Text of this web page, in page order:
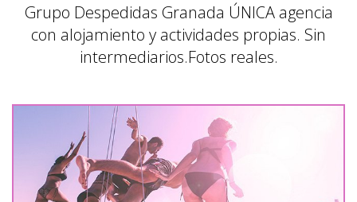
Grupo Despedidas Granada ÚNICA agencia
con alojamiento y actividades propias. Sin
intermediarios.Fotos reales.